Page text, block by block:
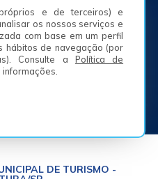
e de terceiros) e
os nossos serviços e
com base em um perfil
hábitos de navegação (por
Consulte a Política de
50, Bairro São Joaquim -
DE TURISMO -